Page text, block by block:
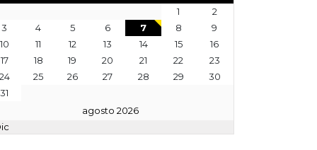
agosto 2026
1
2
3
4 5 6 7 8
9
10
11 12 13 14 15
16
17
18 19 20 21 22
23
25 26 27 28 29
30
31